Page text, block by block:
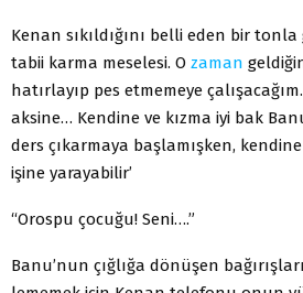
Kenan sıkıldığını belli eden bir tonla
tabii karma meselesi. O zaman
hatırlayıp pes etmemeye
aksine… Kendine ve kızma iyi bak
ders çıkarmaya başlamışken,
işine yarayabilir’
“Orospu çocuğu! Seni….”
Banu’nun çığlığa dönüşen